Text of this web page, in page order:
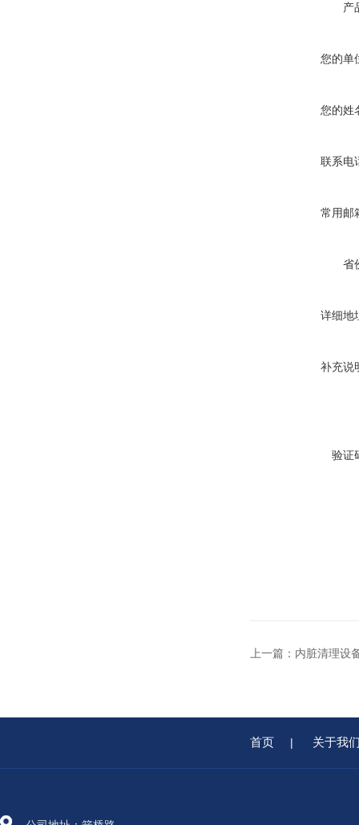
产
您的单
您的姓
联系电
常用邮
省
详细地
补充说
验证
上一篇： 内脏清理设
首页 | 关于我